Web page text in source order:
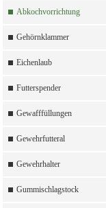
Abkochvorrichtung
Gehörnklammer
Eichenlaub
Futterspender
Gewafffüllungen
Gewehrfutteral
Gewehrhalter
Gummischlagstock